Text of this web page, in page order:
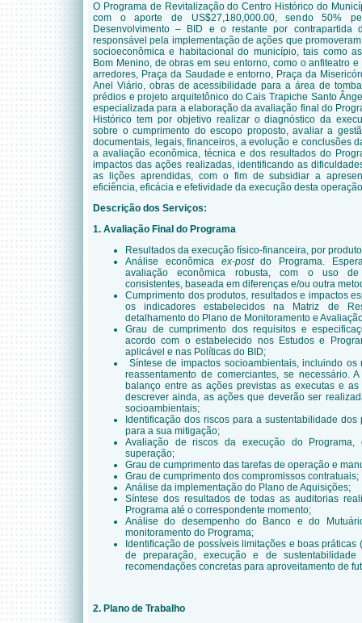
O Programa de Revitalização do Centro Histórico do
com o aporte de US$27,180,000.00, sendo 50%
Desenvolvimento – BID e o restante por contrapartida
responsávelpela implementação de ações que
socioeconômica e habitacional do município,tais como
Bom Menino, de obras em seu entorno, como o anfiteatro
arredores, Praça da Saudade e entorno, Praça da
Anel Viário, obras de acessibilidade para a área de
prédios e projeto arquitetônico do Cais Trapiche Santo
especializada para a elaboração da avaliação final do
Histórico tem por objetivo realizar o diagnóstico da
sobre o cumprimento do escopo proposto, avaliar a
documentais, legais, financeiros, a evolução e conclusões
a avaliação econômica, técnica e dos resultados do
impactos das ações realizadas, identificando as
as lições aprendidas, com o fim de subsidiar a
eficiência, eficácia e efetividade da execução desta
Descrição dos Serviços:
1. Avaliação Final do Programa
Resultados da execução físico-financeira, por
Análise econômica ex-postdo Programa.
avaliação econômica robusta, com o uso de
consistentes, baseada em diferenças e/ou outra
Cumprimento dos produtos, resultados e impactos
os indicadores estabelecidos na Matriz de
detalhamento do Plano de Monitoramento e
Grau de cumprimento dos requisitos e
acordo com o estabelecido nos Estudos e
aplicável e nas Políticas do BID;
Síntese de impactos socioambientais, incluindo
reassentamento de comerciantes, se necessário.
balanço entre as ações previstas as executas e
descrever ainda, as ações que deverão ser
socioambientais;
Identificação dos riscos para a sustentabilidade
para a sua mitigação;
Avaliação de riscos da execução do
superação;
Grau de cumprimento das tarefas de operação e
Grau de cumprimento dos compromissos contratuais;
Análise da implementação do Plano de Aquisições;
Síntese dos resultados de todas as auditorias
Programa até o correspondente momento;
Análise do desempenho do Banco e do
monitoramento do Programa;
Identificação de possíveis limitações e boas
de preparação, execução e de
recomendações concretas para aproveitamento de
2. Plano de Trabalho